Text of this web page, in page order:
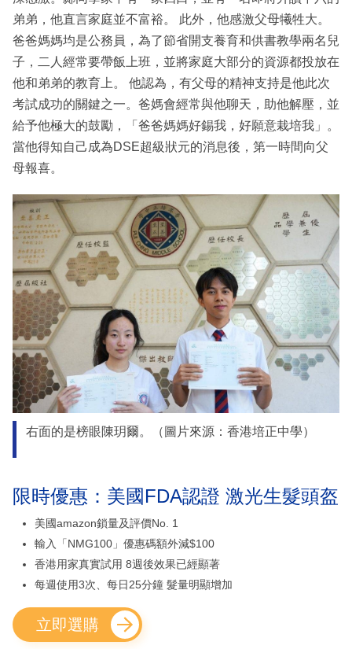
弟弟，他直言家庭並不富裕。 此外，他感激父母犧牲大。
爸爸媽媽均是公務員，為了節省開支養育和供書教學兩名兒
子，二人經常要帶飯上班，並將家庭大部分的資源都投放在
他和弟弟的教育上。 他認為，有父母的精神支持是他此次
考試成功的關鍵之一。爸媽會經常與他聊天，助他解壓，並
給予他極大的鼓勵，「爸爸媽媽好錫我，好願意栽培我」。
當他得知自己成為DSE超級狀元的消息後，第一時間向父
母報喜。
右面的是榜眼陳玥爾。（圖片來源：香港培正中學）
限時優惠：美國FDA認證 激光生髮頭盔
美國amazon鎖量及評價No. 1
輸入「NMG100」優惠碼額外減$100
香港用家真實試用 8週後效果已經顯著
每週使用3次、每日25分鐘 髮量明顯增加
立即選購